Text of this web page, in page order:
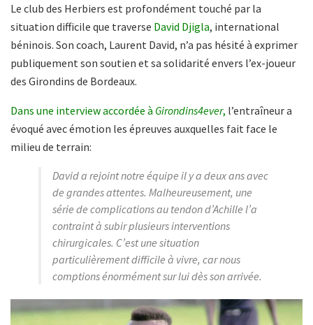
Le club des Herbiers est profondément touché par la
situation difficile que traverse David Djigla, international
béninois. Son coach, Laurent David, n’a pas hésité à exprimer
publiquement son soutien et sa solidarité envers l’ex-joueur
des Girondins de Bordeaux.
Dans une interview accordée à Girondins4ever, l’entraîneur a
évoqué avec émotion les épreuves auxquelles fait face le
milieu de terrain:
David a rejoint notre équipe il y a deux ans avec
de grandes attentes. Malheureusement, une
série de complications au tendon d’Achille l’a
contraint à subir plusieurs interventions
chirurgicales. C’est une situation
particulièrement difficile à vivre, car nous
comptions énormément sur lui dès son arrivée.